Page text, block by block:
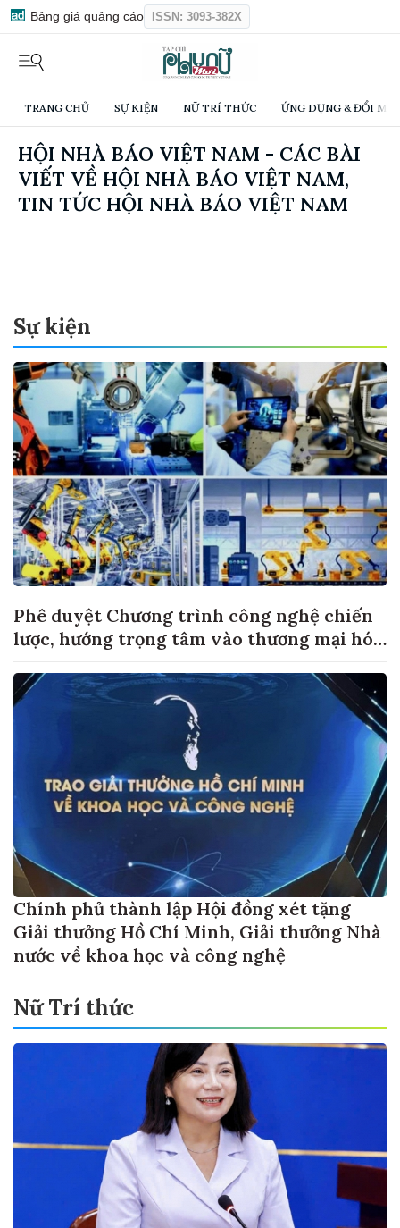
Bảng giá quảng cáo ISSN: 3093-382X
TRANG CHỦ SỰ KIỆN NỮ TRÍ THỨC ỨNG DỤNG & ĐỔI
HỘI NHÀ BÁO VIỆT NAM - CÁC BÀI
VIẾT VỀ HỘI NHÀ BÁO VIỆT NAM,
TIN TỨC HỘI NHÀ BÁO VIỆT NAM
Sự kiện
Phê duyệt Chương trình công nghệ chiến
lược, hướng trọng tâm vào thương mại hóa
Chính phủ thành lập Hội đồng xét tặng
Giải thưởng Hồ Chí Minh, Giải thưởng Nhà
nước về khoa học và công nghệ
Nữ Trí thức